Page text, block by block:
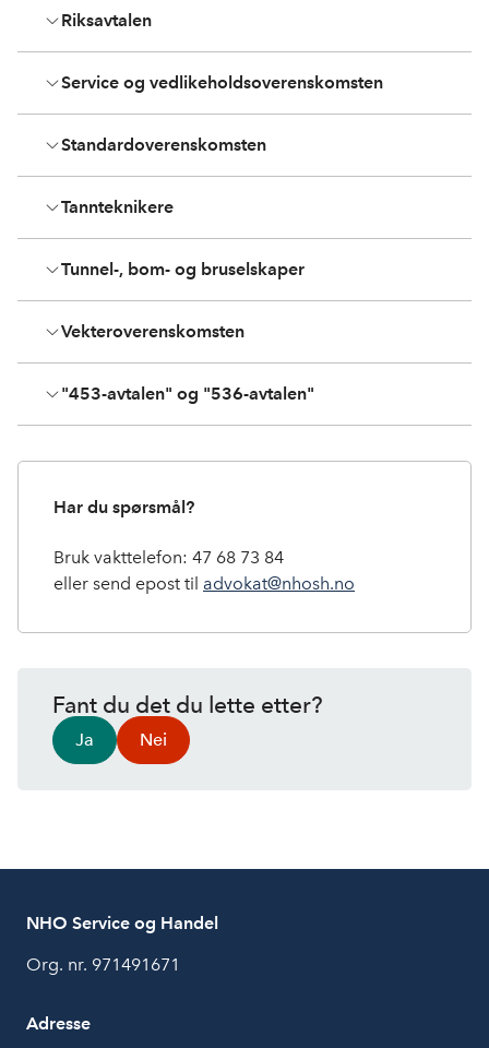
Riksavtalen
Service og vedlikeholdsoverenskomsten
Standardoverenskomsten
Tannteknikere
Tunnel-, bom- og bruselskaper
Vekteroverenskomsten
"453-avtalen" og "536-avtalen"
Har du spørsmål?
Bruk vakttelefon: 47 68 73 84
eller send epost til advokat@nhosh.no
Fant du det du lette etter?
Ja Nei
NHO Service og Handel
Org. nr. 971491671
Adresse